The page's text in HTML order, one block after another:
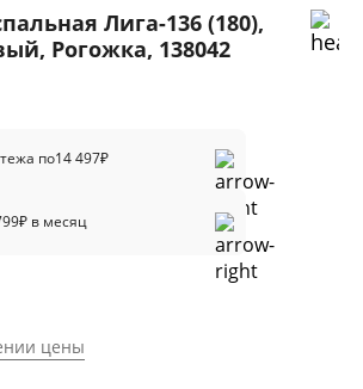
Лига-136 (180),
Рогожка, 138042
по14 497₽
₽ в месяц
цены